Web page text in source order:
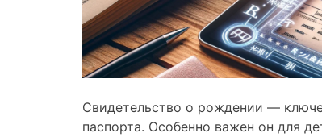
Свидетельство о рождении —
паспорта. Особенно важен он для